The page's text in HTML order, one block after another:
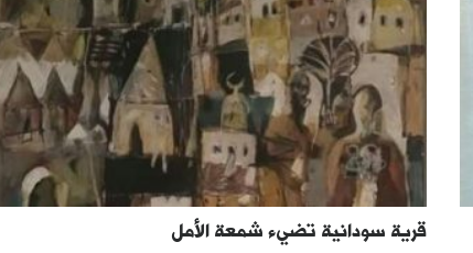
قرية سودانية تضيء شمعة الأمل